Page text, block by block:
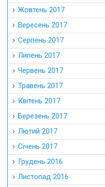
Жовтень 2017
Вересень 2017
Серпень 2017
Липень 2017
Червень 2017
Травень 2017
Квітень 2017
Березень 2017
Лютий 2017
Січень 2017
Грудень 2016
Листопад 2016